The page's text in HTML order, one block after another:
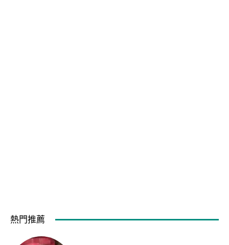
熱門推薦